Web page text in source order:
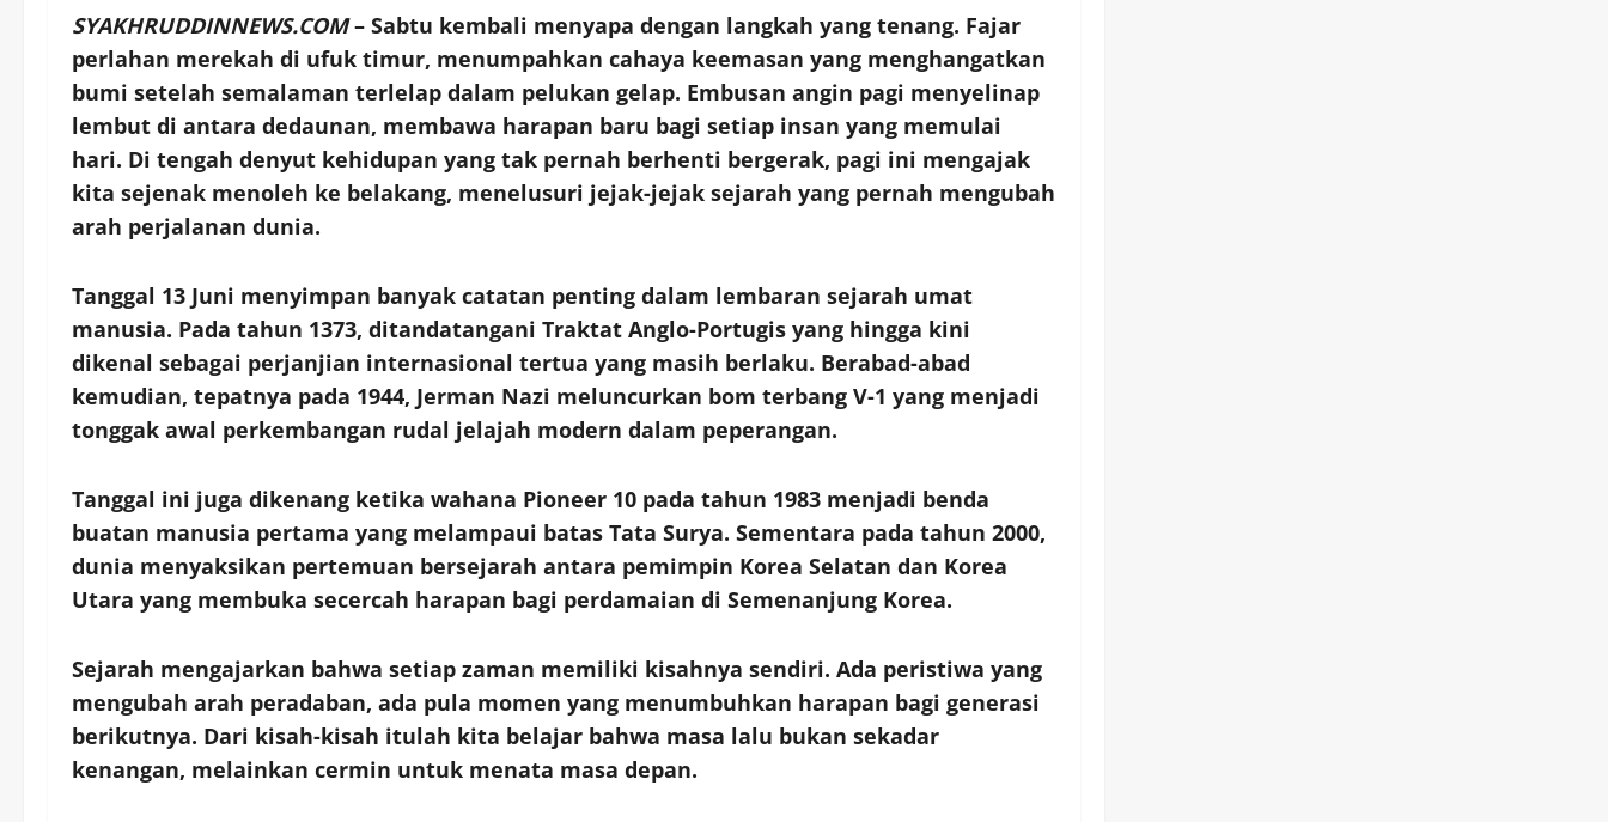
SYAKHRUDDINNEWS.COM– Sabtu kembali menyapa dengan langkah yang tenang. Fajar
perlahan merekah di ufuk timur, menumpahkan cahaya keemasan yang menghangatkan
bumi setelah semalaman terlelap dalam pelukan gelap. Embusan angin pagi menyelinap
lembut di antara dedaunan, membawa harapan baru bagi setiap insan yang memulai
hari. Di tengah denyut kehidupan yang tak pernah berhenti bergerak, pagi ini mengajak
kita sejenak menoleh ke belakang, menelusuri jejak-jejak sejarah yang pernah mengubah
arah perjalanan dunia.
Tanggal 13 Juni menyimpan banyak catatan penting dalam lembaran sejarah umat
manusia. Pada tahun 1373, ditandatangani Traktat Anglo-Portugis yang hingga kini
dikenal sebagai perjanjian internasional tertua yang masih berlaku. Berabad-abad
kemudian, tepatnya pada 1944, Jerman Nazi meluncurkan bom terbang V-1 yang menjadi
tonggak awal perkembangan rudal jelajah modern dalam peperangan.
Tanggal ini juga dikenang ketika wahana Pioneer 10 pada tahun 1983 menjadi benda
buatan manusia pertama yang melampaui batas Tata Surya. Sementara pada tahun 2000,
dunia menyaksikan pertemuan bersejarah antara pemimpin Korea Selatan dan Korea
Utara yang membuka secercah harapan bagi perdamaian di Semenanjung Korea.
Sejarah mengajarkan bahwa setiap zaman memiliki kisahnya sendiri. Ada peristiwa yang
mengubah arah peradaban, ada pula momen yang menumbuhkan harapan bagi generasi
berikutnya. Dari kisah-kisah itulah kita belajar bahwa masa lalu bukan sekadar
kenangan, melainkan cermin untuk menata masa depan.